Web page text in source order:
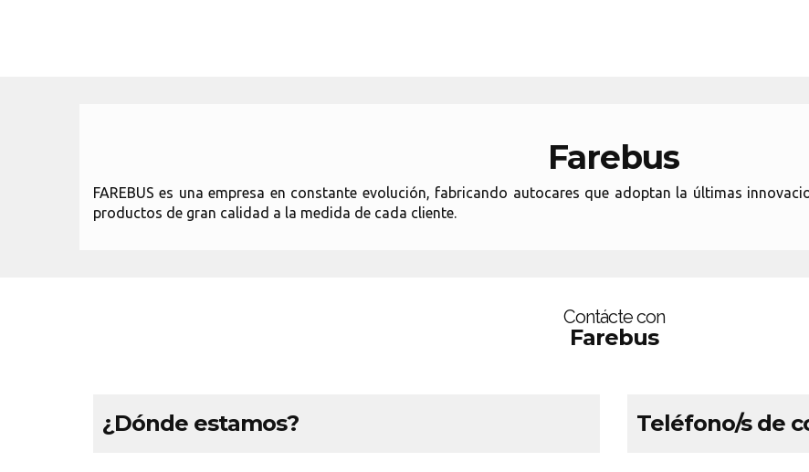
Farebus
FAREBUS es una empresa en constante evolución, fabricando autocares que adoptan la últimas
productos de gran calidad a la medida de cada cliente.
Contácte con
Farebus
¿Dónde estamos? Teléfono/s de